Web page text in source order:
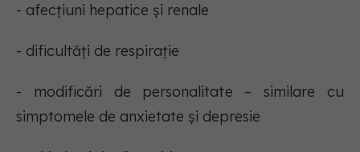
- afecțiuni hepatice și renale
- dificultăți de respirație
- modificări de personalitate – similare cu
simptomele de anxietate și depresie